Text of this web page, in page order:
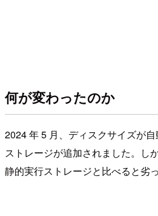
何が変わったのか
2024 年 5 月、ディスクサイズが
ストレージが追加されました。し
静的実行ストレージと比べると劣